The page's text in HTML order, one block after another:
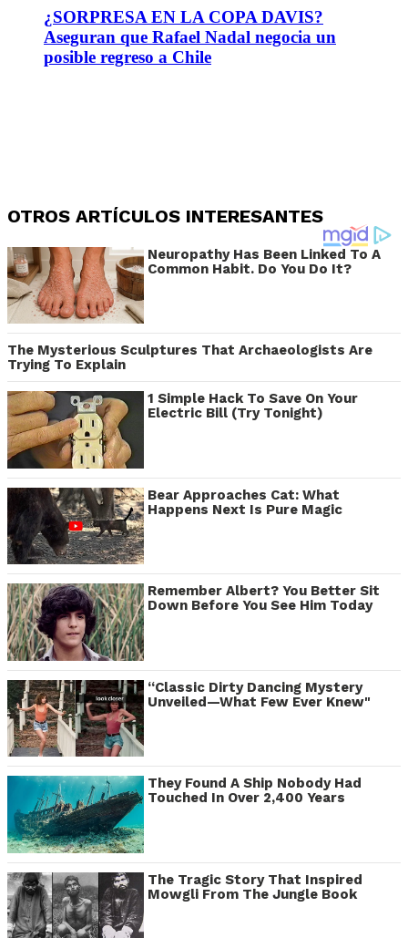
¿SORPRESA EN LA COPA DAVIS?
Aseguran que Rafael Nadal negocia un
posible regreso a Chile
OTROS ARTÍCULOS INTERESANTES
Neuropathy Has Been Linked To A
Common Habit. Do You Do It?
The Mysterious Sculptures That Archaeologists Are
Trying To Explain
1 Simple Hack To Save On Your
Electric Bill (Try Tonight)
Bear Approaches Cat: What
Happens Next Is Pure Magic
Remember Albert? You Better Sit
Down Before You See Him Today
“Classic Dirty Dancing Mystery
Unveiled—What Few Ever Knew"
They Found A Ship Nobody Had
Touched In Over 2,400 Years
The Tragic Story That Inspired
Mowgli From The Jungle Book